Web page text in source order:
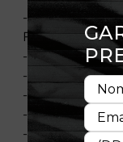
- Etiqueta
Frontal
- Detalhe
- Flag Bordada
- Sarja
- 100% Poliéster
- Importado